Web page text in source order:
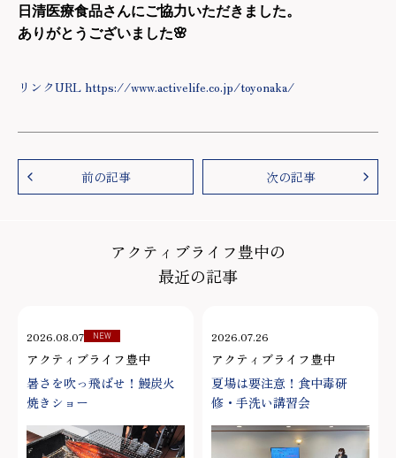
日清医療食品さんにご協力いただきました。
ありがとうございました🌸
リンクURL https://www.activelife.co.jp/toyonaka/
前の記事 次の記事
アクティブライフ豊中の
最近の記事
2026.08.07 NEW
アクティブライフ豊中
暑さを吹っ飛ばせ！鰻炭火
焼きショー
2026.07.26
アクティブライフ豊中
夏場は要注意！食中毒研
修・手洗い講習会